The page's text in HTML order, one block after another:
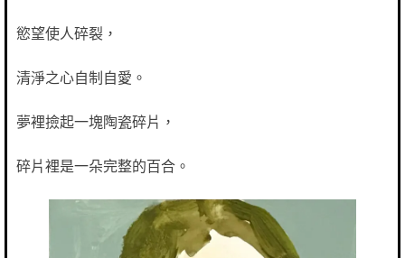
慾望使人碎裂，
清淨之心自制自愛。
夢裡撿起一塊陶瓷碎片，
碎片裡是一朵完整的百合。